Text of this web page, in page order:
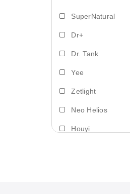
SuperNatural
Dr+
Dr. Tank
Yee
Zetlight
Neo Helios
Houyi